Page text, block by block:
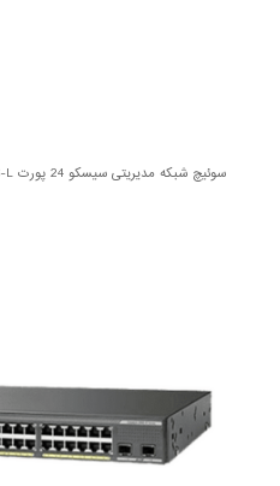
سوئیچ شبکه مدیریتی سیسکو 24 پورت WS-C2960X-24PS-L